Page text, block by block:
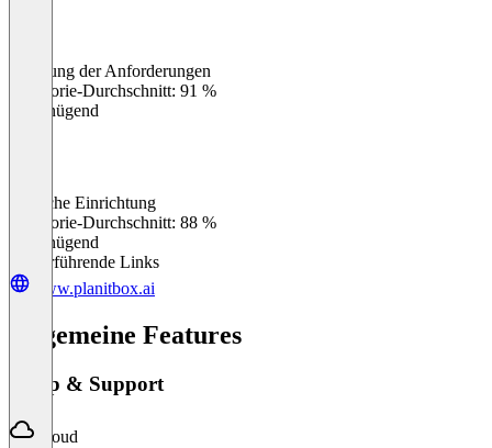
Erfüllung der Anforderungen
Kategorie-Durchschnitt: 91 %
Ungenügend
Einfache Einrichtung
Kategorie-Durchschnitt: 88 %
Ungenügend
Weiterführende Links
www.planitbox.ai
Allgemeine Features
Setup & Support
Cloud